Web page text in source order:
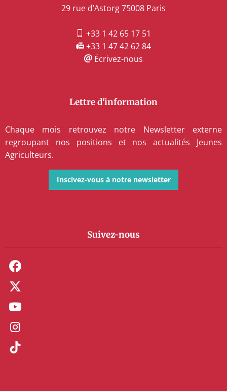
29 rue d’Astorg 75008 Paris
+33 1 42 65 17 51
+33 1 47 42 62 84
Écrivez-nous
Lettre d'information
Chaque mois retrouvez notre Newsletter externe
regroupant nos positions et nos actualités Jeunes
Agriculteurs.
Inscivez-vous à notre newsletter
Suivez-nous